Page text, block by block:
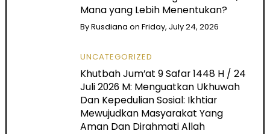
Mana yang Lebih Menentukan?
ByRusdiana onFriday, July 24, 2026
UNCATEGORIZED
Khutbah Jum’at 9 Safar 1448 H / 24
Juli 2026 M: Menguatkan Ukhuwah
Dan Kepedulian Sosial: Ikhtiar
Mewujudkan Masyarakat Yang
Aman Dan Dirahmati Allah